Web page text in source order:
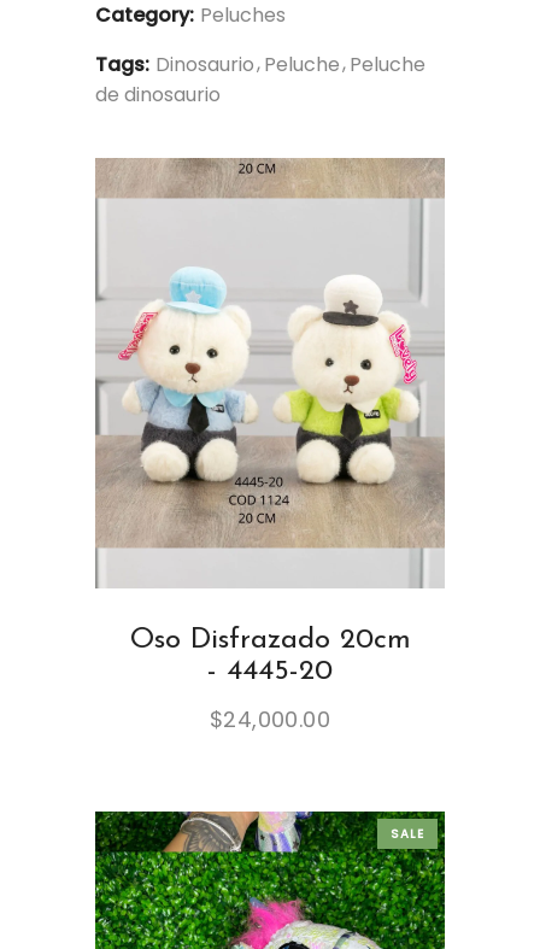
Category: Peluches
Tags: Dinosaurio Peluche Peluche
de dinosaurio
Oso Disfrazado 20cm
- 4445-20
$24,000.00
SALE